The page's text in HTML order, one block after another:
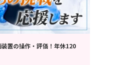
置の操作・評価！年休120